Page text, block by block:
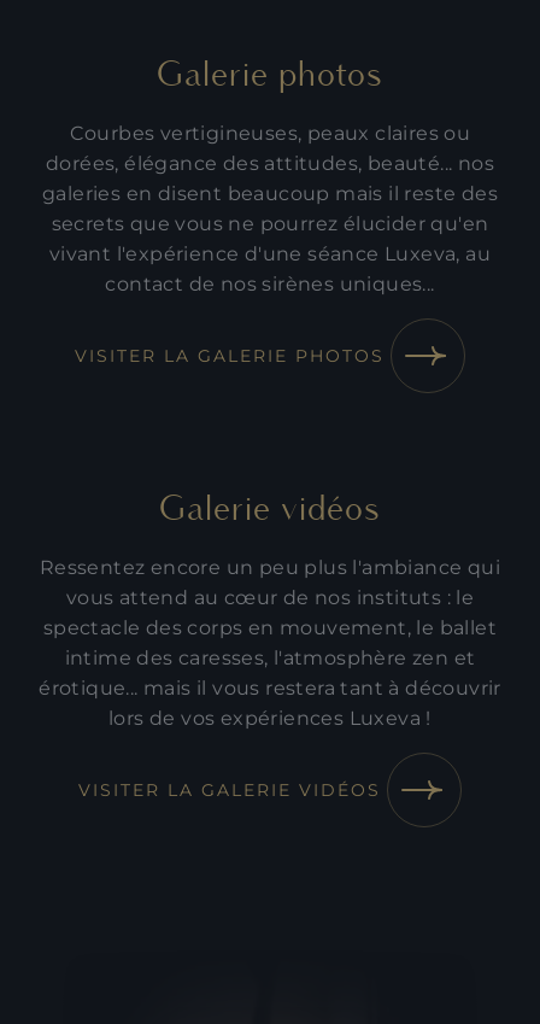
Galerie photos
Courbes vertigineuses, peaux claires ou
dorées, élégance des attitudes, beauté... nos
galeries en disent beaucoup mais il reste des
secrets que vous ne pourrez élucider qu'en
vivant l'expérience d'une séance Luxeva, au
contact de nos sirènes uniques...
VISITER LA GALERIE PHOTOS
Galerie vidéos
Ressentez encore un peu plus l'ambiance qui
vous attend au cœur de nos instituts : le
spectacle des corps en mouvement, le ballet
intime des caresses, l'atmosphère zen et
érotique... mais il vous restera tant à découvrir
lors de vos expériences Luxeva !
VISITER LA GALERIE VIDÉOS